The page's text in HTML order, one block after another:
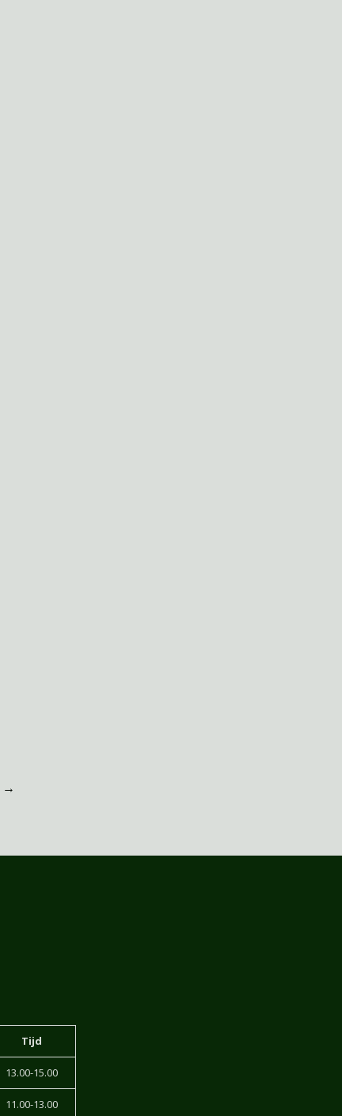
→
Tijd
13.00-15.00
11.00-13.00